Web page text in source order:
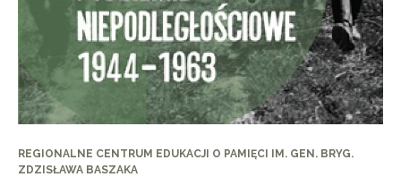
REGIONALNE CENTRUM EDUKACJI O PAMIĘCI IM. GEN. BRYG.
ZDZISŁAWA BASZAKA